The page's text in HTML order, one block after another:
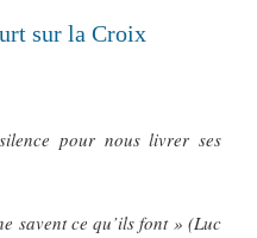
sur la Croix
pour nous livrer ses
savent ce qu’ils font » (Luc